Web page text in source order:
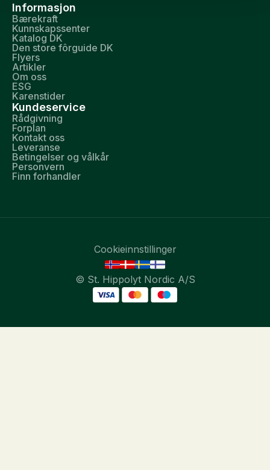
Informasjon
Bærekraft
Kunnskapssenter
Katalog DK
Den store fôrguide DK
Flyers
Artikler
Om oss
ESG
Karenstider
Kundeservice
Rådgivning
Forplan
Kontakt oss
Leveranse
Betingelser og vålkår
Personvern
Finn forhandler
© St. Hippolyt Nordic A/S
Cookieinnstillinger